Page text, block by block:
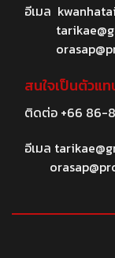
อีเมล
สนใจเป็นตัวแ
ติดต่อ +66 86-
อีเมล